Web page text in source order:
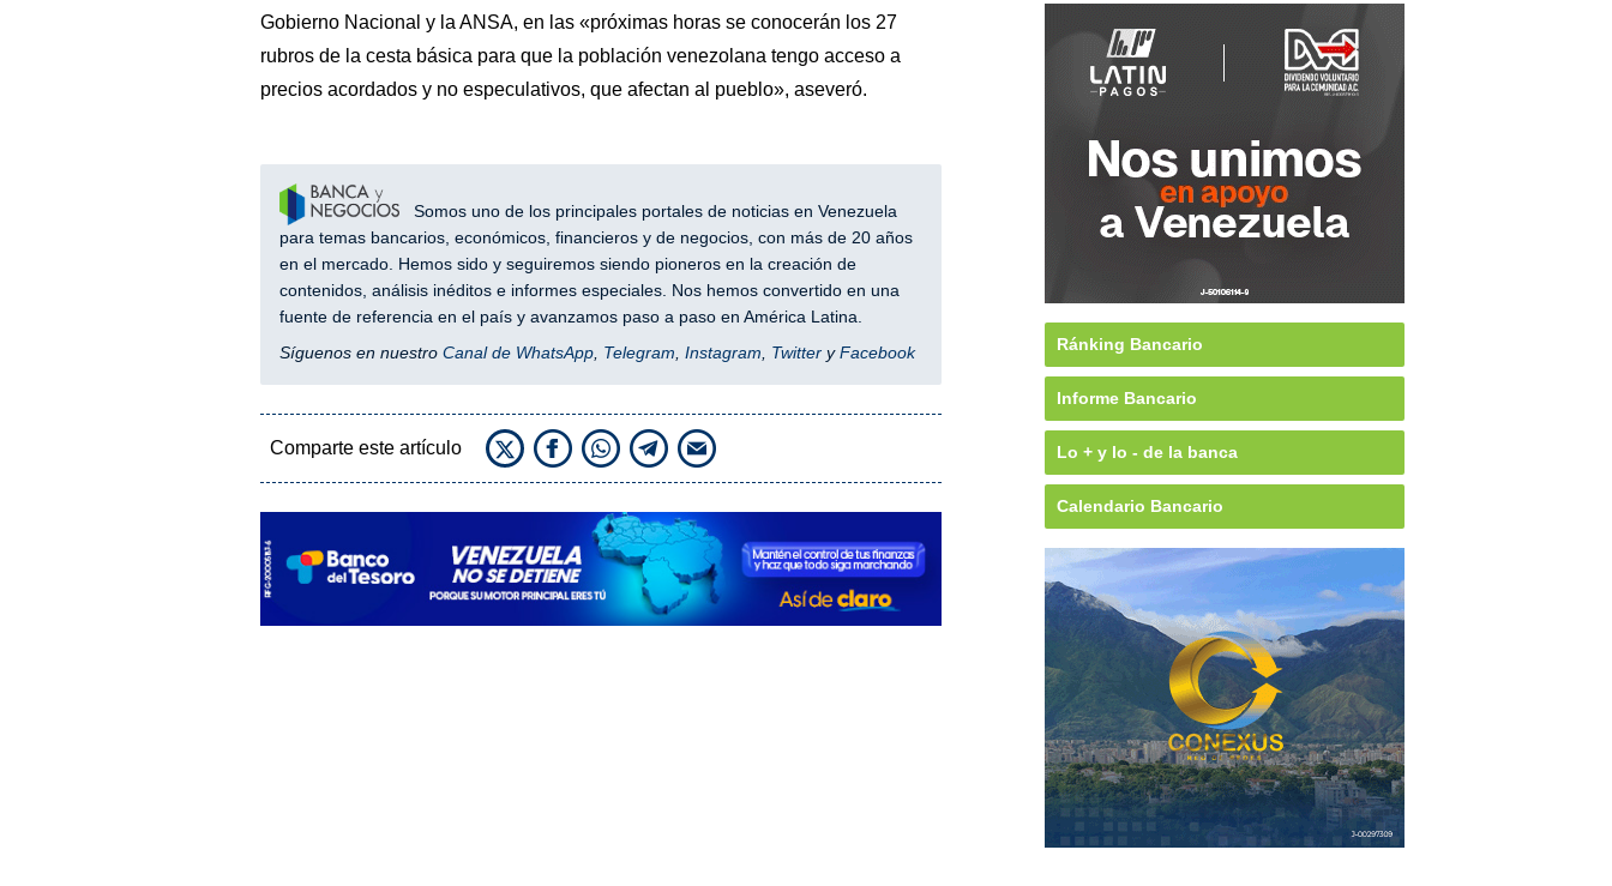
Gobierno Nacional y la ANSA, en las «próximas horas se conocerán los 27
rubros de la cesta básica para que la población venezolana tengo acceso a
precios acordados y no especulativos, que afectan al pueblo», aseveró.
Somos uno de los principales portales de noticias en Venezuela
para temas bancarios, económicos, financieros y de negocios, con más de 20 años
en el mercado. Hemos sido y seguiremos siendo pioneros en la creación de
contenidos, análisis inéditos e informes especiales. Nos hemos convertido en una
fuente de referencia en el país y avanzamos paso a paso en América Latina.
Síguenos en nuestro Canal de WhatsApp, Telegram Instagram TwitteryFacebook
Comparte este artículo
Ránking Bancario
Informe Bancario
Lo + y lo - de la banca
Calendario Bancario